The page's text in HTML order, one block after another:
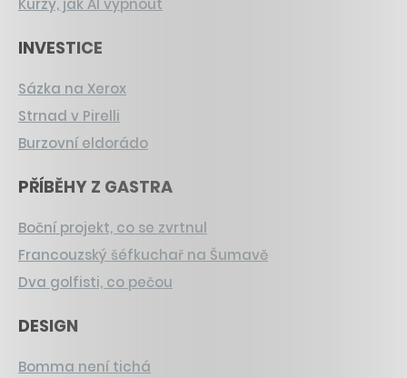
Kurzy, jak AI vypnout
INVESTICE
Sázka na Xerox
Strnad v Pirelli
Burzovní eldorádo
PŘÍBĚHY Z GASTRA
Boční projekt, co se zvrtnul
Francouzský šéfkuchař na Šumavě
Dva golfisti, co pečou
DESIGN
Bomma není tichá